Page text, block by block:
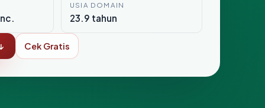
USIA DOMAIN
23.9 tahun
Cek Gratis